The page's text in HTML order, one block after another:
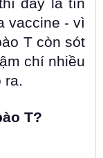
đây là tín
vaccine - vì
T còn sót
chí nhiều
ra.
T?